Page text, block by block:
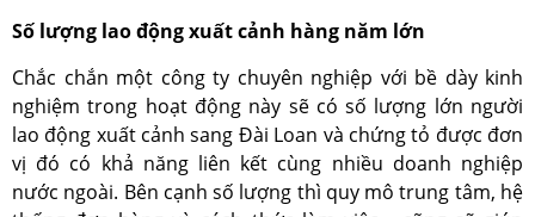
Số lượng lao động xuất cảnh hàng năm lớn
Chắc chắn một công ty chuyên nghiệp với bề dày kinh
nghiệm trong hoạt động này sẽ có số lượng lớn người
lao động xuất cảnh sang Đài Loan và chứng tỏ được đơn
vị đó có khả năng liên kết cùng nhiều doanh nghiệp
nước ngoài. Bên cạnh số lượng thì quy mô trung tâm, hệ